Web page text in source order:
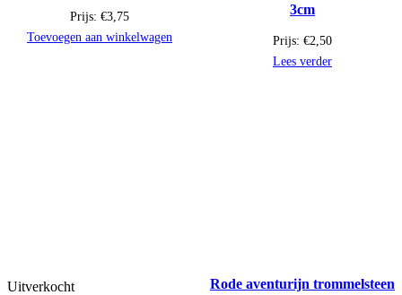
Prijs: €3,75
Toevoegen aan winkelwagen
3cm
Prijs: €2,50
Lees verder
Uitverkocht
Rode aventurijn trommelsteen